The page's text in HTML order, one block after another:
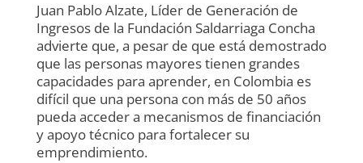
Juan Pablo Alzate, Líder de Generación de
Ingresos de la Fundación Saldarriaga Concha
advierte que, a pesar de que está demostrado
que las personas mayores tienen grandes
capacidades para aprender, en Colombia es
difícil que una persona con más de 50 años
pueda acceder a mecanismos de financiación
y apoyo técnico para fortalecer su
emprendimiento.